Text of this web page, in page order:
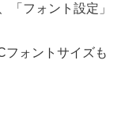
「フォント設定」
フォントサイズも